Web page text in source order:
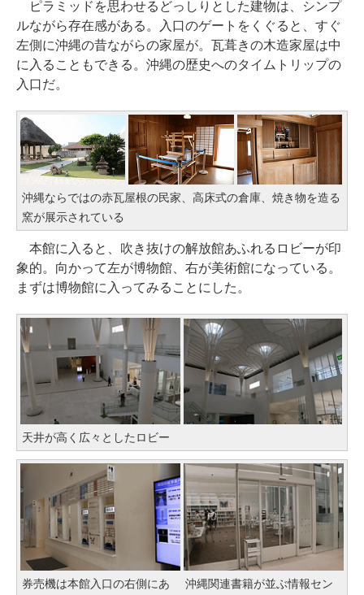
ピラミッドを思わせるどっしりとした建物は、シンプ
ルながら存在感がある。入口のゲートをくぐると、すぐ
左側に沖縄の昔ながらの家屋が。瓦葺きの木造家屋は中
に入ることもできる。沖縄の歴史へのタイムトリップの
入口だ。
沖縄ならではの赤瓦屋根の民家、高床式の倉庫、焼き物を造る
窯が展示されている
本館に入ると、吹き抜けの解放館あふれるロビーが印
象的。向かって左が博物館、右が美術館になっている。
まずは博物館に入ってみることにした。
天井が高く広々としたロビー
券売機は本館入口の右側にあ
沖縄関連書籍が並ぶ情報セン